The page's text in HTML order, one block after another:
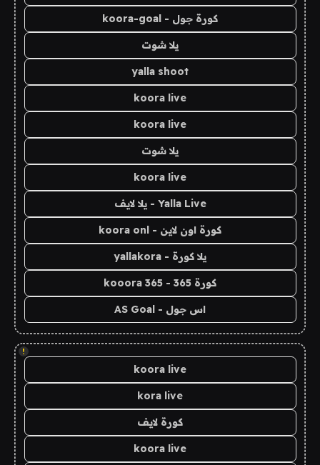
كورة جول - koora-goal
يلا شوت
yalla shoot
koora live
koora live
يلا شوت
koora live
Yalla Live - يلا لايف
كورة اون لاين - koora onl
يلا كورة - yallakora
كورة 365 - kooora 365
اس جول - AS Goal
!
koora live
kora live
كورة لايف
koora live